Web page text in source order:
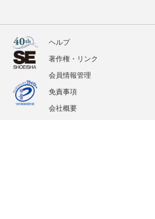
ヘルプ
著作権・リンク
会員情報管理
免責事項
会社概要